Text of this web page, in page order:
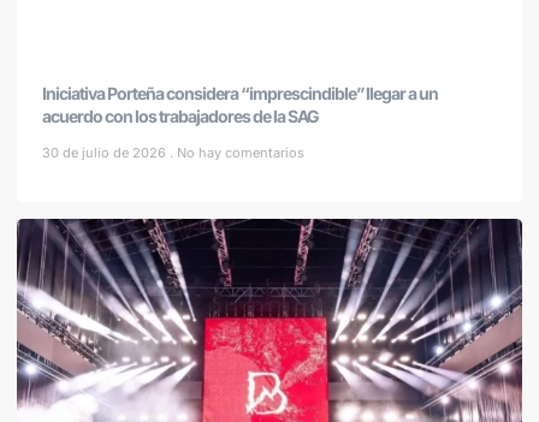
Iniciativa Porteña considera “imprescindible” llegar a un
acuerdo con los trabajadores de la SAG
30 de julio de 2026 No hay comentarios